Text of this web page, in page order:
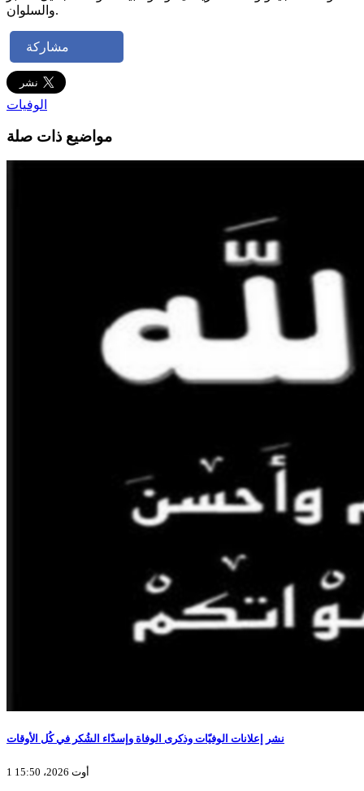
والسلوان.
مشاركة
الوفيات
مواضيع ذات صلة
نشر إعلانات الوفيّات وذكرى الوفاة وإسدّاء الشُكر في كُل الأوقات
1 أوت 2026، 15:50